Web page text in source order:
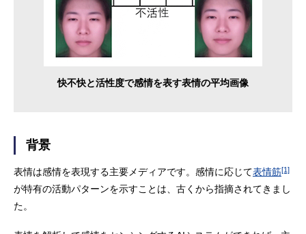
快不快と活性度で感情を表す表情の平均画像
背景
表情は感情を表現する主要メディアです。感情に応じて表情筋[1]
が特有の活動パターンを示すことは、古くから指摘されてきまし
た。